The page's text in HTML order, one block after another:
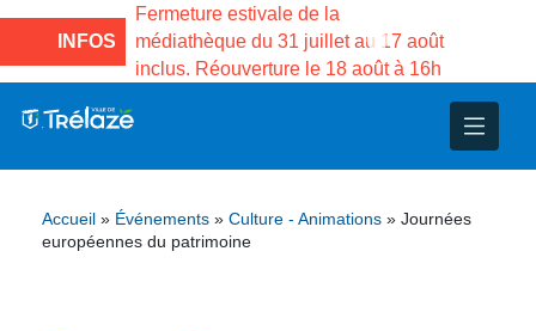
INFOS
la Maison des
de Gama du
Fermeture estivale de la
médiathèque du 31 juillet au 17 août
inclus. Réouverture le 18 août à 16h
Projets
– Jumelage
Accueil » Événements » Culture - Animations » Journées
européennes du patrimoine